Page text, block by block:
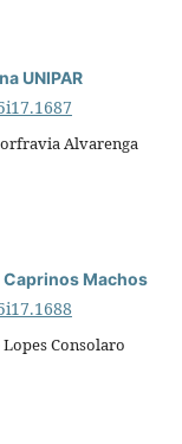
UNIPAR
Alvarenga
Caprinos Machos
Consolaro